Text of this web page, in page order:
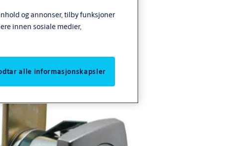
og annonser, tilby funksjoner
innen sosiale medier,
alle informasjonskapsler